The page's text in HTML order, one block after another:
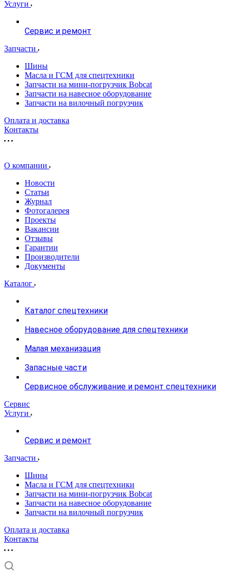
Услуги
Сервис и ремонт
Запчасти
Шины
Масла и ГСМ для спецтехники
Запчасти на мини-погрузчик Bobcat
Запчасти на навесное оборудование
Запчасти на вилочный погрузчик
Оплата и доставка
Контакты
О компании
Новости
Статьи
Журнал
Фотогалерея
Проекты
Вакансии
Отзывы
Гарантии
Производители
Документы
Каталог
Каталог спецтехники
Навесное оборудование для спецтехники
Малая механизация
Запасные части
Сервисное обслуживание и ремонт спецтехники
Сервис
Услуги
Сервис и ремонт
Запчасти
Шины
Масла и ГСМ для спецтехники
Запчасти на мини-погрузчик Bobcat
Запчасти на навесное оборудование
Запчасти на вилочный погрузчик
Оплата и доставка
Контакты